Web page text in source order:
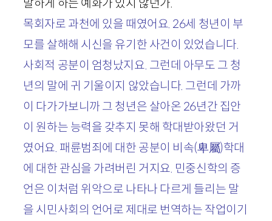
말하게 하는 예화가 있지 않던가.
목회자로 과천에 있을 때였어요. 26세 청년이 부
모를 살해해 시신을 유기한 사건이 있었습니다.
사회적 공분이 엄청났지요. 그런데 아무도 그 청
년의 말에 귀 기울이지 않았습니다. 그런데 가까
이 다가가보니까 그 청년은 살아온 26년간 집안
이 원하는 능력을 갖추지 못해 학대받아왔던 거
였어요. 패륜범죄에 대한 공분이 비속(卑屬)학대
에 대한 관심을 가려버린 거지요. 민중신학의 증
언은 이처럼 위악으로 나타나 다르게 들리는 말
을 시민사회의 언어로 제대로 번역하는 작업이기